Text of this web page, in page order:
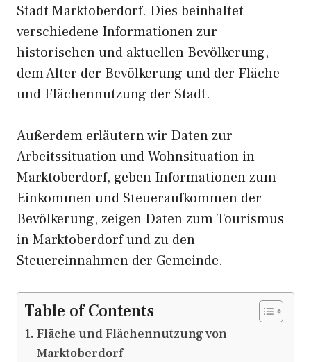
Stadt Marktoberdorf. Dies beinhaltet
verschiedene Informationen zur
historischen und aktuellen Bevölkerung,
dem Alter der Bevölkerung und der Fläche
und Flächennutzung der Stadt.
Außerdem erläutern wir Daten zur
Arbeitssituation und Wohnsituation in
Marktoberdorf, geben Informationen zum
Einkommen und Steueraufkommen der
Bevölkerung, zeigen Daten zum Tourismus
in Marktoberdorf und zu den
Steuereinnahmen der Gemeinde.
Table of Contents
Fläche und Flächennutzung von
Marktoberdorf